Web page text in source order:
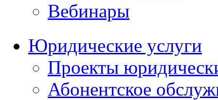
Вебинары
Юридические услуги
Проекты
Абонентское